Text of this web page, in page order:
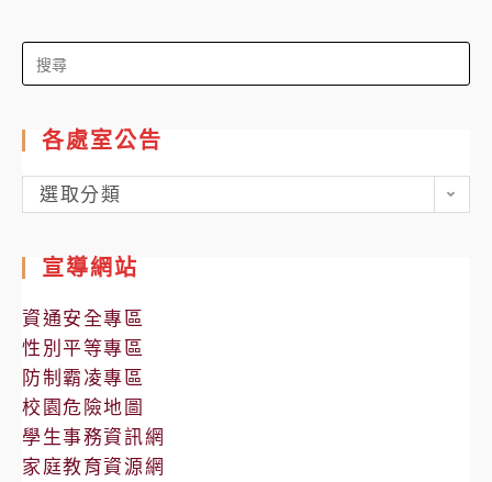
Search
for:
各處室公告
各
處
公
告
選取分類
宣導網站
資通安全專區
性別平等專區
防制霸凌專區
校園危險地圖
學生事務資訊網
家庭教育資源網